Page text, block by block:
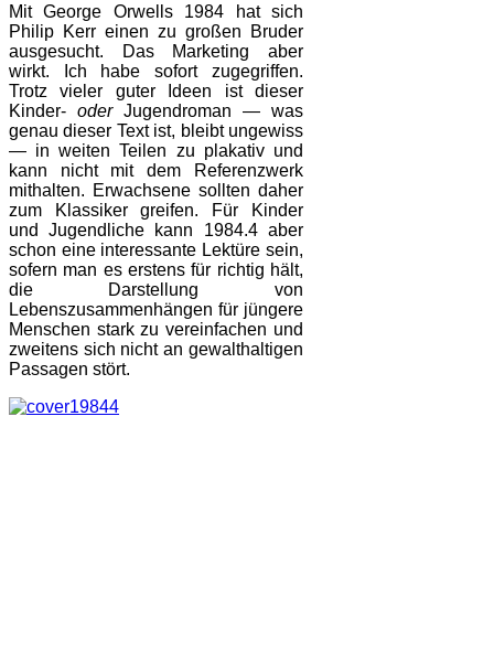
Mit George Orwells 1984 hat sich
Philip Kerr einen zu großen Bruder
ausgesucht. Das Marketing aber
wirkt. Ich habe sofort zugegriffen.
Trotz vieler guter Ideen ist dieser
Kinder- oderJugendroman — was
genau dieser Text ist, bleibt ungewiss
— in weiten Teilen zu plakativ und
kann nicht mit dem Referenzwerk
mithalten. Erwachsene sollten daher
zum Klassiker greifen. Für Kinder
und Jugendliche kann 1984.4 aber
schon eine interessante Lektüre sein,
sofern man es erstens für richtig hält,
die Darstellung von
Lebenszusammenhängen für jüngere
Menschen stark zu vereinfachen und
zweitens sich nicht an gewalthaltigen
Passagen stört.